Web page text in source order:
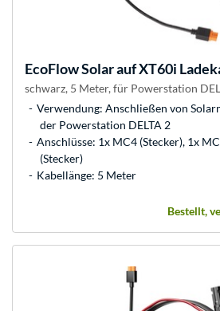
EcoFlowSolar auf XT60i
schwarz, 5 Meter, für Powerstation
Verwendung: Anschließen von
der Powerstation DELTA 2
Anschlüsse: 1x MC4 (Stecker), 1x
(Stecker)
Kabellänge: 5 Meter
Bestellt,